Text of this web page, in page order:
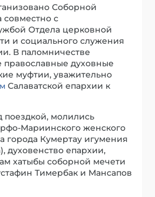
Соборной
совместно с
Отдела церковной
и социального служения
В паломничестве
православные духовные
муфтии, уважительно
Салаватской епархии к
поездкой, молились
Мариинского женского
города Кумертау игумения
епархии,
хатыбы соборной мечети
Тимербак и Мансапов